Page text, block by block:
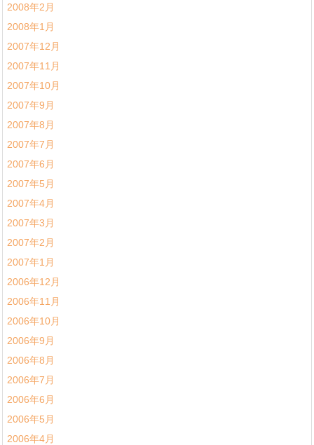
2008年2月
2008年1月
2007年12月
2007年11月
2007年10月
2007年9月
2007年8月
2007年7月
2007年6月
2007年5月
2007年4月
2007年3月
2007年2月
2007年1月
2006年12月
2006年11月
2006年10月
2006年9月
2006年8月
2006年7月
2006年6月
2006年5月
2006年4月